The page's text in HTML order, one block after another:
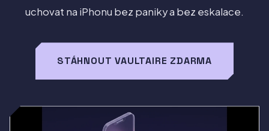
uchovat na iPhonu bez paniky a bez eskalace.
STÁHNOUT VAULTAIRE ZDARMA